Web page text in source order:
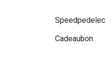
Speedpedelec
Cadeaubon